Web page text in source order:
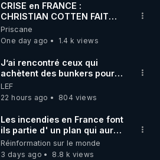
CRISE en FRANCE :
CHRISTIAN COTTEN FAIT
une étrange découverte
Priscane
One day ago
1.4 k views
J’ai rencontré ceux qui
achètent des bunkers pour
survivre à la fin du monde
LEF
22 hours ago
804 views
Les incendies en France font
ils partie d' un plan qui aurait
débuté le 11 septembre 2001
?
Réinformation sur le monde
3 days ago
8.8 k views